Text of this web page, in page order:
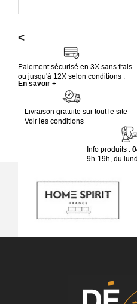
<
Paiement sécurisé en 3X sans frais
ou jusqu'à 12X selon conditions :
En savoir +
Livraison gratuite sur tout le site
Voir les conditions
Info produits :
9h-19h, du